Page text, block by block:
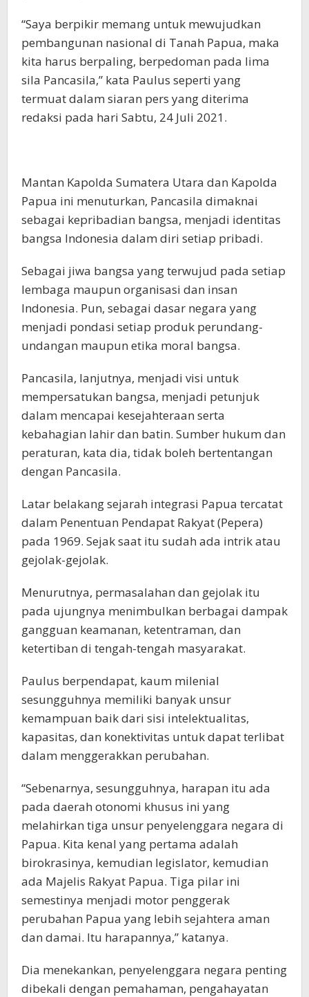
“Saya berpikir memang untuk mewujudkan
pembangunan nasional di Tanah Papua, maka
kita harus berpaling, berpedoman pada lima
sila Pancasila,” kata Paulus seperti yang
termuat dalam siaran pers yang diterima
redaksi pada hari Sabtu, 24 Juli 2021.
Mantan Kapolda Sumatera Utara dan Kapolda
Papua ini menuturkan, Pancasila dimaknai
sebagai kepribadian bangsa, menjadi identitas
bangsa Indonesia dalam diri setiap pribadi.
Sebagai jiwa bangsa yang terwujud pada setiap
lembaga maupun organisasi dan insan
Indonesia. Pun, sebagai dasar negara yang
menjadi pondasi setiap produk perundang-
undangan maupun etika moral bangsa.
Pancasila, lanjutnya, menjadi visi untuk
mempersatukan bangsa, menjadi petunjuk
dalam mencapai kesejahteraan serta
kebahagian lahir dan batin. Sumber hukum dan
peraturan, kata dia, tidak boleh bertentangan
dengan Pancasila.
Latar belakang sejarah integrasi Papua tercatat
dalam Penentuan Pendapat Rakyat (Pepera)
pada 1969. Sejak saat itu sudah ada intrik atau
gejolak-gejolak.
Menurutnya, permasalahan dan gejolak itu
pada ujungnya menimbulkan berbagai dampak
gangguan keamanan, ketentraman, dan
ketertiban di tengah-tengah masyarakat.
Paulus berpendapat, kaum milenial
sesungguhnya memiliki banyak unsur
kemampuan baik dari sisi intelektualitas,
kapasitas, dan konektivitas untuk dapat terlibat
dalam menggerakkan perubahan.
“Sebenarnya, sesungguhnya, harapan itu ada
pada daerah otonomi khusus ini yang
melahirkan tiga unsur penyelenggara negara di
Papua. Kita kenal yang pertama adalah
birokrasinya, kemudian legislator, kemudian
ada Majelis Rakyat Papua. Tiga pilar ini
semestinya menjadi motor penggerak
perubahan Papua yang lebih sejahtera aman
dan damai. Itu harapannya,” katanya.
Dia menekankan, penyelenggara negara penting
dibekali dengan pemahaman, pengahayatan